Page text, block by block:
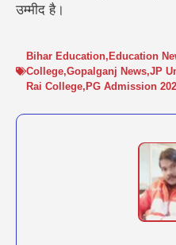
उम्मीद है।
Bihar Education, Education
College,Gopalganj News,JP
Rai College, PG Admission